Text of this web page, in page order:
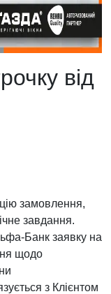
від
замовлення,
завдання.
Банк заявку на
щодо
з Клієнтом